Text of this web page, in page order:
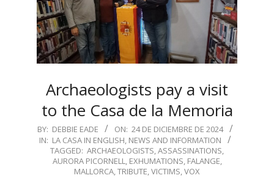
Archaeologists pay a visit
to the Casa de la Memoria
2024-
12-
BY: DEBBIE EADE ON: 24 DE DICIEMBRE DE 2024
IN: LA CASA IN ENGLISH, NEWS AND INFORMATION
TAGGED: ARCHAEOLOGISTS,ASSASSINATIONS,
AURORA PICORNELL, EXHUMATIONS, FALANGE,
MALLORCA,TRIBUTE,VICTIMS,VOX